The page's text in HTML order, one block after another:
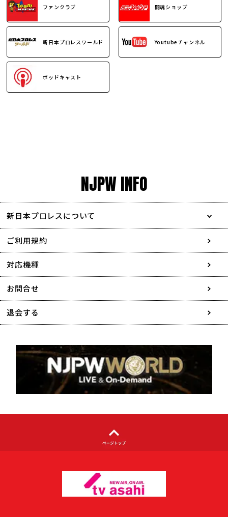
ファンクラブ 闘魂ショップ
新日本プロレスワールド Youtubeチャンネル
ポッドキャスト
NJPW INFO
新日本プロレスについて
会社情報
採用情報
協賛・広告媒体のご案内
特定商取引に関する表記
著作権について
利用者情報の外部送信について
ご利用規約
対応機種
お問合せ
退会する